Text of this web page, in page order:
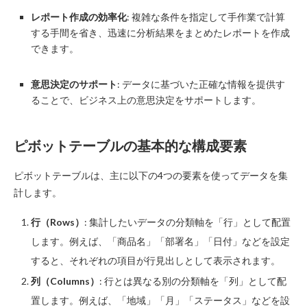
レポート作成の効率化: 複雑な条件を指定して手作業で計算
する手間を省き、迅速に分析結果をまとめたレポートを作成
できます。
意思決定のサポート: データに基づいた正確な情報を提供す
ることで、ビジネス上の意思決定をサポートします。
ピボットテーブルの基本的な構成要素
ピボットテーブルは、主に以下の4つの要素を使ってデータを集
計します。
行（Rows） : 集計したいデータの分類軸を「行」として配置
します。例えば、「商品名」「部署名」「日付」などを設定
すると、それぞれの項目が行見出しとして表示されます。
列（Columns） : 行とは異なる別の分類軸を「列」として配
置します。例えば、「地域」「月」「ステータス」などを設